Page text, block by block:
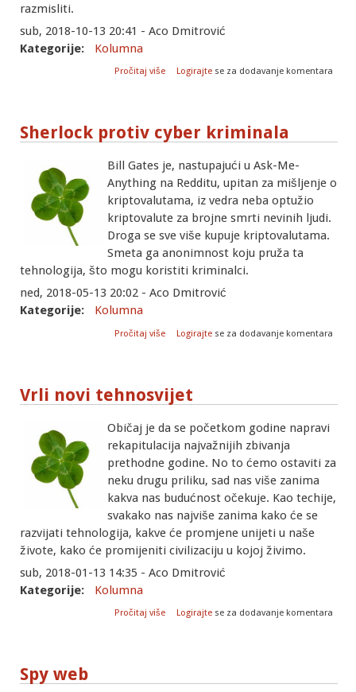
razmisliti.
sub, 2018-10-13 20:41 - Aco Dmitrović
Kategorije:
Kolumna
Pročitaj više o Granice privatnosti
Logirajte se za dodavanje komentara
Sherlock protiv cyber kriminala
Bill Gates je, nastupajući u Ask-Me-
Anything na Redditu, upitan za mišljenje o
kriptovalutama, iz vedra neba optužio
kriptovalute za brojne smrti nevinih ljudi.
Droga se sve više kupuje kriptovalutama.
Smeta ga anonimnost koju pruža ta
tehnologija, što mogu koristiti kriminalci.
ned, 2018-05-13 20:02 - Aco Dmitrović
Kategorije:
Kolumna
Pročitaj više o Sherlock protiv cyber kriminala
Logirajte se za dodavanje komentara
Vrli novi tehnosvijet
Običaj je da se početkom godine napravi
rekapitulacija najvažnijih zbivanja
prethodne godine. No to ćemo ostaviti za
neku drugu priliku, sad nas više zanima
kakva nas budućnost očekuje. Kao techije,
svakako nas najviše zanima kako će se
razvijati tehnologija, kakve će promjene unijeti u naše
živote, kako će promijeniti civilizaciju u kojoj živimo.
sub, 2018-01-13 14:35 - Aco Dmitrović
Kategorije:
Kolumna
Pročitaj više o Vrli novi tehnosvijet
Logirajte se za dodavanje komentara
Spy web